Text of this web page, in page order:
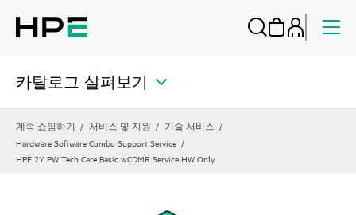
카탈로그 살펴보기
계속 쇼핑하기 서비스 및 지원
기술 서비스
Hardware Software Combo Support Service
HPE 2Y PW Tech Care Basic wCDMR Service HW Only